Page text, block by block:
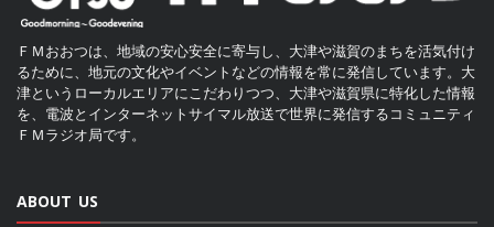
ＦＭおおつは、地域の安心安全に寄与し、大津や滋賀のまちを活気付け
るために、地元の文化やイベントなどの情報を常に発信しています。大
津というローカルエリアにこだわりつつ、大津や滋賀県に特化した情報
を、電波とインターネットサイマル放送で世界に発信するコミュニティ
ＦＭラジオ局です。
ABOUT US